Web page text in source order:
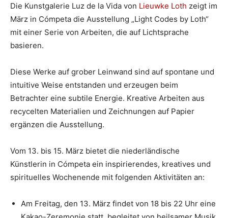
Die Kunstgalerie Luz de la Vida von Lieuwke Loth zeigt im
März in Cómpeta die Ausstellung „Light Codes by Loth“
mit einer Serie von Arbeiten, die auf Lichtsprache
basieren.
Diese Werke auf grober Leinwand sind auf spontane und
intuitive Weise entstanden und erzeugen beim
Betrachter eine subtile Energie. Kreative Arbeiten aus
recycelten Materialien und Zeichnungen auf Papier
ergänzen die Ausstellung.
Vom 13. bis 15. März bietet die niederländische
Künstlerin in Cómpeta ein inspirierendes, kreatives und
spirituelles Wochenende mit folgenden Aktivitäten an:
Am Freitag, den 13. März findet von 18 bis 22 Uhr eine